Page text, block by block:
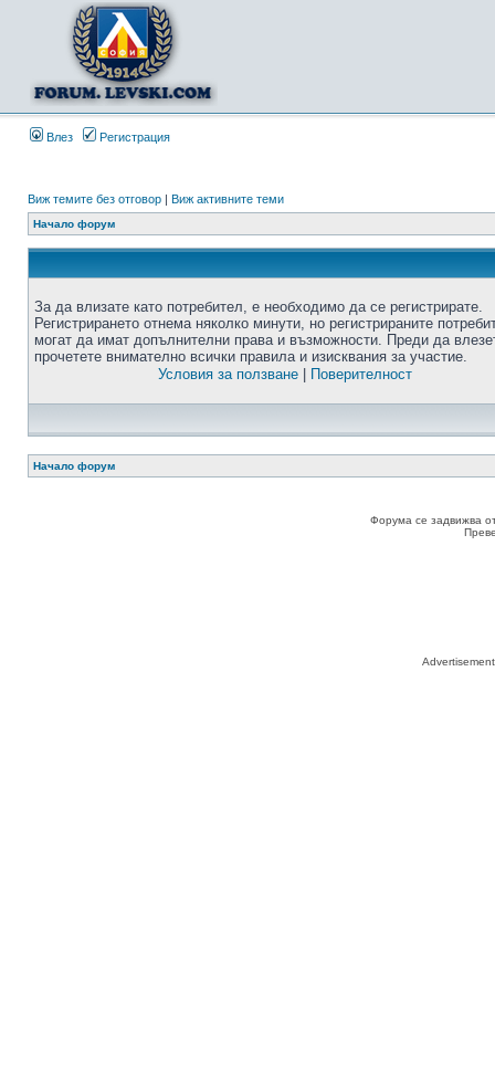
Влез Регистрация
Виж темите без отговор | Виж активните теми
Начало форум
За да влизате като потребител, е необходимо да се регистрирате.
Регистрирането отнема няколко минути, но регистрираните
могат да имат допълнителни права и възможности. Преди да
прочетете внимателно всички правила и изисквания за участие.
Условия за ползване| Поверителност
Начало форум
Форума се задвижва